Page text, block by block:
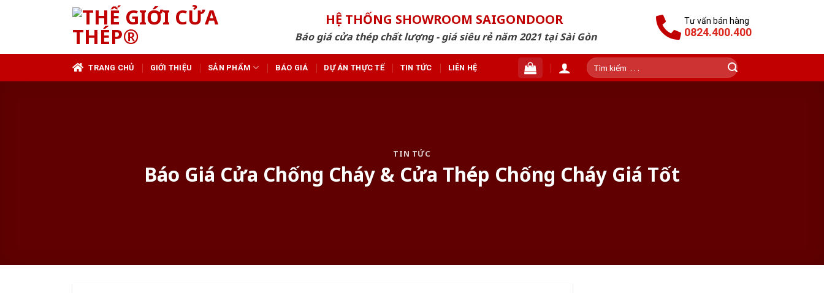
HỆ THỐNG SHOWROOM SAIGONDOOR
Báo giá cửa thép chất lượng - giá siêu rẻ năm 2021 tại Sài Gòn
Tư vấn bán hàng
0824.400.400
TRANG CHỦ GIỚI THIỆU SẢN PHẨM BÁO GIÁ DỰ ÁN THỰC TẾ TIN TỨC LIÊN HỆ
Tìm
kiếm:
TIN TỨC
Báo Giá Cửa Chống Cháy & Cửa Thép Chống Cháy Giá Tốt